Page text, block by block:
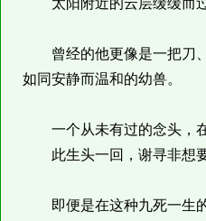
太阳附近的云层缓缓而过
曾经的他更像是一把刀、
如同安静而温和的幼兽。
一个从未有过的念头，在
此生头一回，谢寻非想要
即便是在这种九死一生